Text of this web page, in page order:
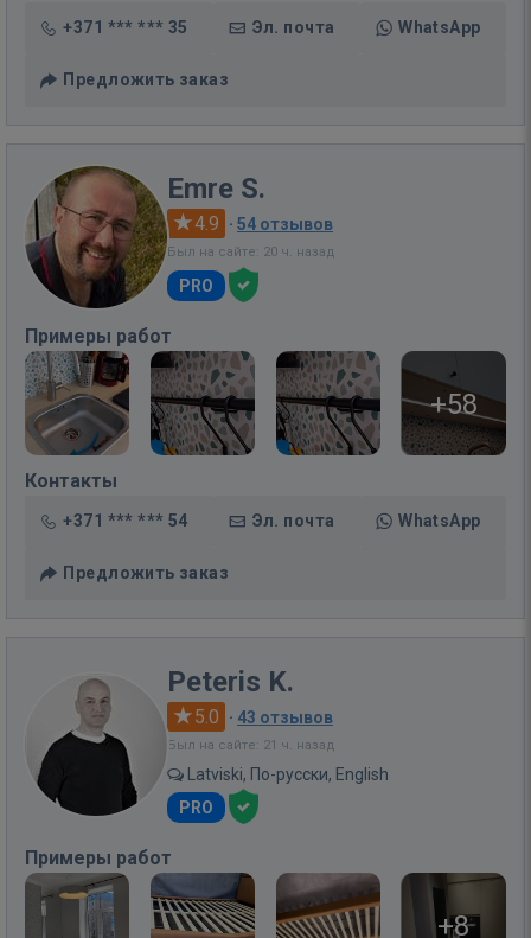
+371 *** *** 35 Эл. почта WhatsApp
Предложить заказ
Emre S.
4.9 · 54 отзывов
Был на сайте: 20 ч. назад
PRO
Примеры работ
+58
Контакты
+371 *** *** 54 Эл. почта WhatsApp
Предложить заказ
Peteris K.
5.0 · 43 отзывов
Был на сайте: 21 ч. назад
Latviski, По-русски, English
PRO
Примеры работ
+8